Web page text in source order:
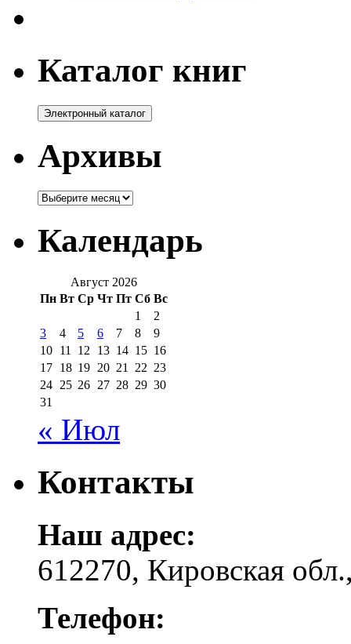
Каталог книг
Архивы
Архивы
Календарь
Август 2026
Пн Вт Ср Чт Пт Сб Вс
1
2
3
4 5 6 7 8
9
10 11 12 13 14 15 16
17 18 19 20 21 22 23
24 25 26 27 28 29 30
31
« Июл
Контакты
Наш адрес:
612270, Кировская
Телефон: